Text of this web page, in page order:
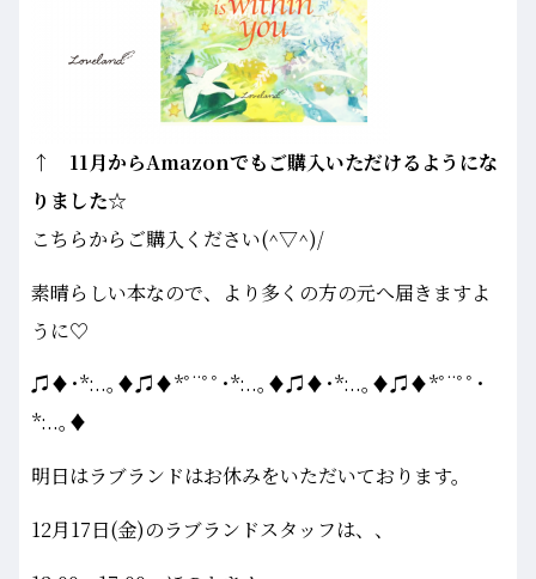
↑ 11月からAmazonでもご購入いただけるようにな
りました☆
こちらからご購入ください(^▽^)/
素晴らしい本なので、より多くの方の元へ届きますよ
うに♡
♫♦･*:..｡♦♫♦*ﾟ¨ﾟﾟ･*:..｡♦♫♦･*:..｡♦♫♦*ﾟ¨ﾟﾟ･
*:..｡♦
明日はラブランドはお休みをいただいております。
12月17日(金)のラブランドスタッフは、、